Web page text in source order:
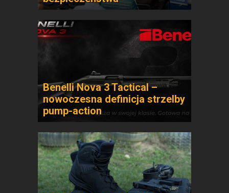
Benelli Nova 3 Tactical –
nowoczesna definicja strzelby
pump-action